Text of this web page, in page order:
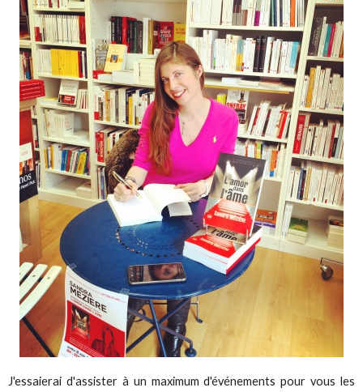
J'essaierai d'assister à un maximum d'événements pour vous les